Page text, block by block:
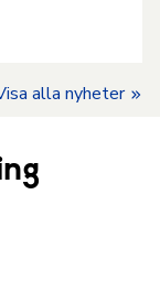
alla nyheter